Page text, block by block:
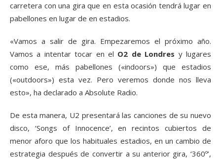
carretera con una gira que en esta ocasión tendrá lugar en
pabellones en lugar de en estadios.
«Vamos a salir de gira. Empezaremos el próximo año.
Vamos a intentar tocar en el O2 de Londres y lugares
como ese, más pabellones («indoors») que estadios
(«outdoors») esta vez. Pero veremos donde nos lleva
esto», ha declarado a Absolute Radio.
De esta manera, U2 presentará las canciones de su nuevo
disco, ‘Songs of Innocence’, en recintos cubiertos de
menor aforo que los habituales estadios, en un cambio de
estrategia después de convertir a su anterior gira, ‘360º’,